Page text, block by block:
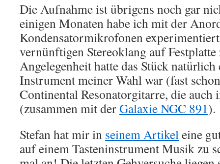
Die Aufnahme ist übrigens noch gar
einigen Monaten habe ich mit der
Kondensatormikrofonen
vernünftigen Stereoklang auf Festplatte
Angelegenheit hatte das Stück
Instrument meiner Wahl war (fast
Continental Resonatorgitarre, die auch
(zusammen mit derGalaxie NGC 891).
Stefan hat mir in seinem Artikeleine
auf einem Tasteninstrument Musik zu